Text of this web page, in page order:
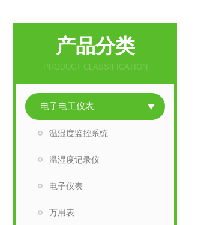
产品分类
PRODUCT CLASSIFICATION
电子电工仪表
温湿度监控系统
温湿度记录仪
电子仪表
万用表